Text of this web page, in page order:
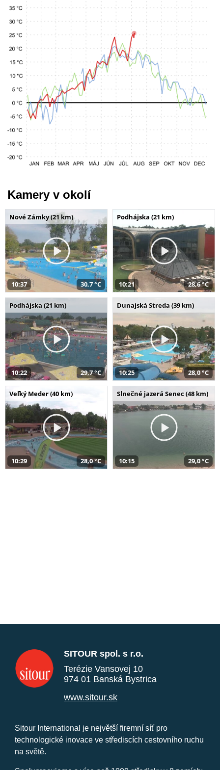
Kamery v okolí
Nové Zámky (21 km)
10:37 30,7 °C
Podhájska (21 km)
10:21 28,6 °C
Podhájska (21 km)
10:22 29,7 °C
Dunajská Streda (39 km)
10:25 28,0 °C
Veľký Meder (40 km)
10:29 28,0 °C
Slnečné jazerá Senec (48 km)
10:15 29,0 °C
SITOUR spol. s r.o.
Terézie Vansovej 10
974 01 Banská Bystrica
www.sitour.sk
Sitour International je největší firemní síť pro
technologické inovace ve střediscích cestovního ruchu
na světě.